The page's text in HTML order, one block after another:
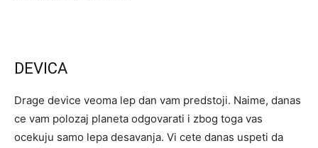
DEVICA
Drage device veoma lep dan vam predstoji. Naime, danas
ce vam polozaj planeta odgovarati i zbog toga vas
ocekuju samo lepa desavanja. Vi cete danas uspeti da